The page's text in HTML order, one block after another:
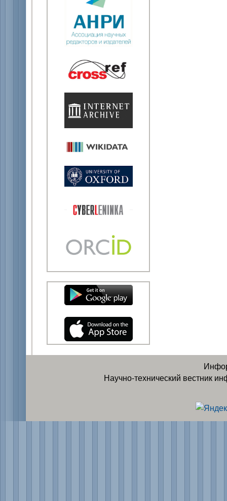
Научно-технический вестник